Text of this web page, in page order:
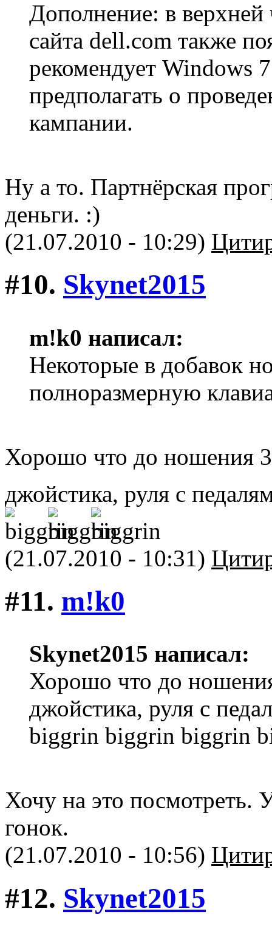
Дополнение: в верхней
сайта dell.com также
рекомендует Windows
предполагать о
кампании.
Ну а то. Партнёрская
деньги. :)
(21.07.2010 - 10:29)
#10. Skynet2015
m!k0 написал:
Некоторые в добавок
полноразмерную
Хорошо что до ношения
джойстика, руля с
(21.07.2010 - 10:31)
#11. m!k0
Skynet2015 написал:
Хорошо что до
джойстика, руля с
biggrin biggrin biggrin
Хочу на это посмотреть.
гонок.
(21.07.2010 - 10:56)
#12. Skynet2015